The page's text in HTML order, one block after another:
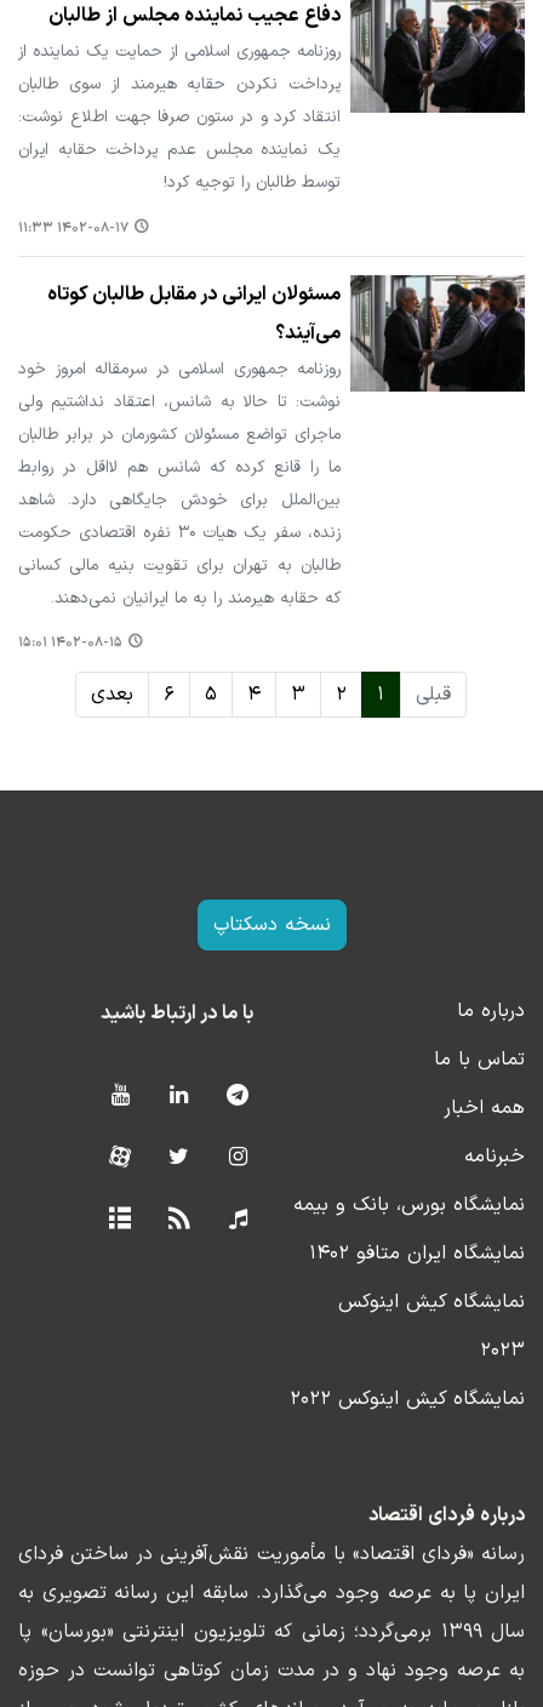
دفاع عجیب نماینده مجلس از طالبان
روزنامه جمهوری اسلامی از حمایت یک نماینده از
پرداخت نکردن حقابه هیرمند از سوی طالبان
انتقاد کرد و در ستون صرفا جهت اطلاع نوشت:
یک نماینده مجلس عدم پرداخت حقابه ایران
توسط طالبان را توجیه کرد!
۱۴۰۲-۰۸-۱۷ ۱۱:۳۳
مسئولان ایرانی در مقابل طالبان کوتاه
می‌آیند؟
روزنامه جمهوری اسلامی در سرمقاله امروز خود
نوشت: تا حالا به شانس، اعتقاد نداشتیم ولی
ماجرای تواضع مسئولان کشورمان در برابر طالبان
ما را قانع کرده که شانس هم لااقل در روابط
بین‌الملل برای خودش جایگاهی دارد. شاهد
زنده، سفر یک هیات ۳۰ نفره اقتصادی حکومت
طالبان به تهران برای تقویت بنیه مالی کسانی
که حقابه هیرمند را به ما ایرانیان نمی‌دهند.
۱۴۰۲-۰۸-۱۵ ۱۵:۰۱
قبلی ۱ ۲ ۳ ۴ ۵ ۶ بعدی
نسخه دسکتاپ
درباره ما
تماس با ما
همه اخبار
خبرنامه
نمایشگاه بورس، بانک و بیمه
نمایشگاه ایران متافو ۱۴۰۲
نمایشگاه کیش اینوکس
۲۰۲۳
نمایشگاه کیش اینوکس ۲۰۲۲
با ما در ارتباط باشید
درباره فردای اقتصاد
رسانه «فردای اقتصاد» با مأموریت نقش‌آفرینی در ساختن فردای
ایران پا به عرصه وجود می‌گذارد. سابقه این رسانه تصویری به
سال ۱۳۹۹ برمی‌گردد؛ زمانی که تلویزیون اینترنتی «بورسان» پا
به عرصه وجود نهاد و در مدت زمان کوتاهی توانست در حوزه